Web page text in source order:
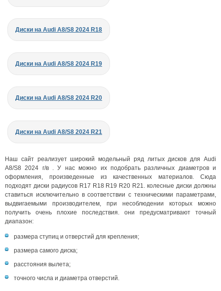
Диски на Audi A8/S8 2024 R18
Диски на Audi A8/S8 2024 R19
Диски на Audi A8/S8 2024 R20
Диски на Audi A8/S8 2024 R21
Наш сайт реализует широкий модельный ряд литых дисков для Audi
A8/S8 2024 г/в . У нас можно их подобрать различных диаметров и
оформления, произведенные из качественных материалов. Сюда
подходят диски радиусов R17 R18 R19 R20 R21. колесные диски должны
ставиться исключительно в соответствии с техническими параметрами,
выдвигаемыми производителем, при несоблюдении которых можно
получить очень плохие последствия. они предусматривают точный
диапазон:
размера ступиц и отверстий для крепления;
размера самого диска;
расстояния вылета;
точного числа и диаметра отверстий.